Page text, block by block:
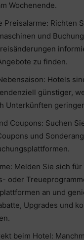
Wochenende.
Preisalarme: Richten
und
zu finden.
Hotels
günstiger,
Unterkünften
Coupons: Suchen
und
Melden Sie sich für
oder
an und
Upgrades und
beim Hotel: